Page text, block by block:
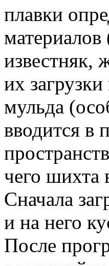
плавки
известняк,
их загрузки
мульда
вводится в
чего шихта
Сначала
и на него
После